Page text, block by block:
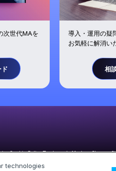
次世代MAを
導入・運用の疑
お気軽に解消い
相
Cookie PolicyTrademarksModern Slavery
technologies